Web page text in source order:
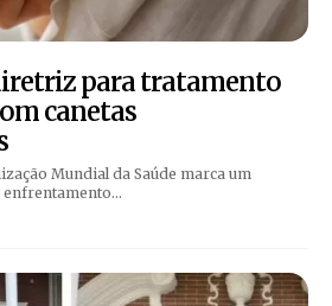
para tratamento
canetas
Mundial da Saúde marca um